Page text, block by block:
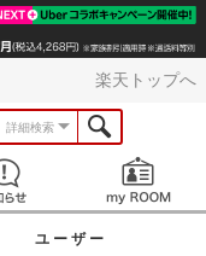
楽天トップへ
詳細検索
お知らせ
ユーザー